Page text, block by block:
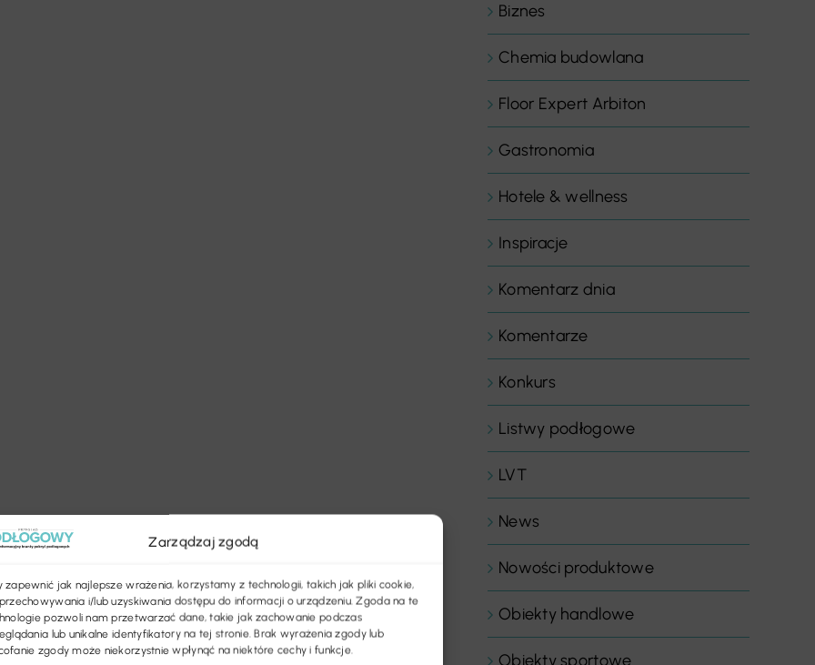
Zarządzaj zgodą
zapewnić jak najlepsze wrażenia, korzystamy z technologii, takich jak pliki cookie,
i/lub uzyskiwania dostępu do informacji o urządzeniu. Zgoda na te
pozwoli nam przetwarzać dane, takie jak zachowanie podczas
lub unikalne identyfikatory na tej stronie. Brak wyrażenia zgody lub
zgody może niekorzystnie wpłynąć na niektóre cechy i funkcje.
Biznes
Chemia budowlana
Floor Expert Arbiton
Gastronomia
Hotele & wellness
Inspiracje
Komentarz dnia
Komentarze
Konkurs
Listwy podłogowe
LVT
News
Nowości produktowe
Obiekty handlowe
Obiekty sportowe